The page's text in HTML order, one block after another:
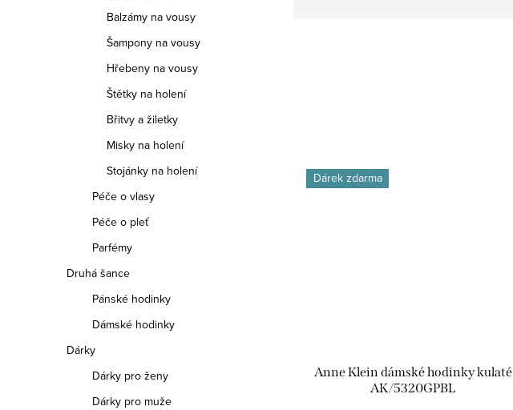
Balzámy na vousy
Šampony na vousy
Hřebeny na vousy
Štětky na holení
Břitvy a žiletky
Misky na holení
Stojánky na holení
Péče o vlasy
Péče o pleť
Parfémy
Druhá šance
Pánské hodinky
Dámské hodinky
Dárky
Dárky pro ženy
Dárky pro muže
Dárek zdarma
Anne Klein dámské hodinky kulaté
AK/5320GPBL